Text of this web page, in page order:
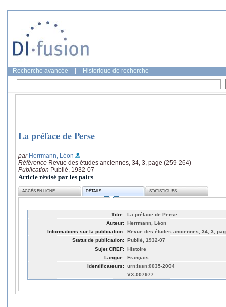
Recherche avancée Historique de recherche
La préface de Perse
par Herrmann, Léon
Référence Revue des études anciennes, 34, 3, page (259-264)
Publication Publié, 1932-07
Article révisé par les pairs
ACCÈS EN LIGNE DÉTAILS STATISTIQUES
Titre: La préface de Perse
Auteur: Herrmann, Léon
Informations sur la publication: Revue des études anciennes, 34, 3,
Statut de publication: Publié, 1932-07
Sujet CREF: Histoire
Langue: Français
Identificateurs: urn:issn:0035-2004
VX-007977